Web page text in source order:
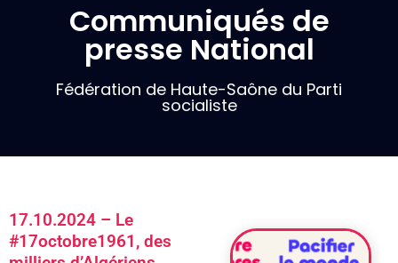
Communiqués de
presse National
Fédération de Haute-Saône du Parti
socialiste
17.10.2024 – Le
#17octobre1961, des
Communiqués
de presse
du Bureau
National